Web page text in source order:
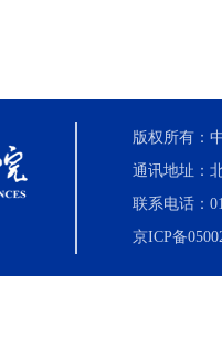
版权所有：
通讯地址：
联系电话：
京ICP备